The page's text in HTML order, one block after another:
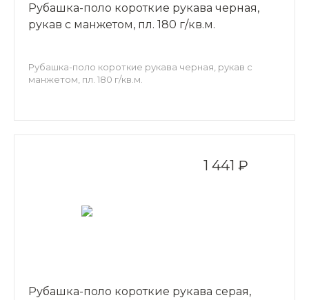
Рубашка-поло короткие рукава черная,
рукав с манжетом, пл. 180 г/кв.м.
Рубашка-поло короткие рукава черная, рукав с
манжетом, пл. 180 г/кв.м.
1 441 ₽
Рубашка-поло короткие рукава серая,